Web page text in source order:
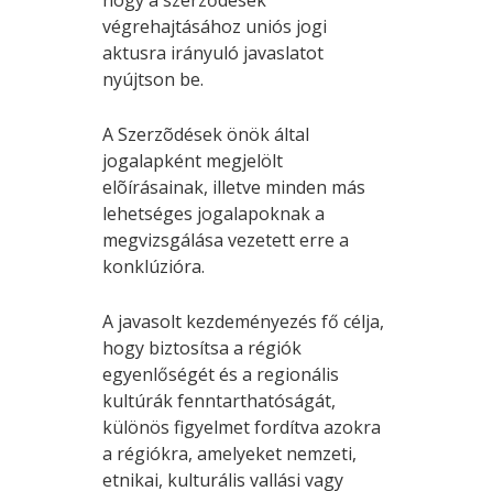
végrehajtásához uniós jogi
aktusra irányuló javaslatot
nyújtson be.
A Szerzõdések önök által
jogalapként megjelölt
elõírásainak, illetve minden más
lehetséges jogalapoknak a
megvizsgálása vezetett erre a
konklúzióra.
A javasolt kezdeményezés fő célja,
hogy biztosítsa a régiók
egyenlőségét és a regionális
kultúrák fenntarthatóságát,
különös figyelmet fordítva azokra
a régiókra, amelyeket nemzeti,
etnikai, kulturális vallási vagy